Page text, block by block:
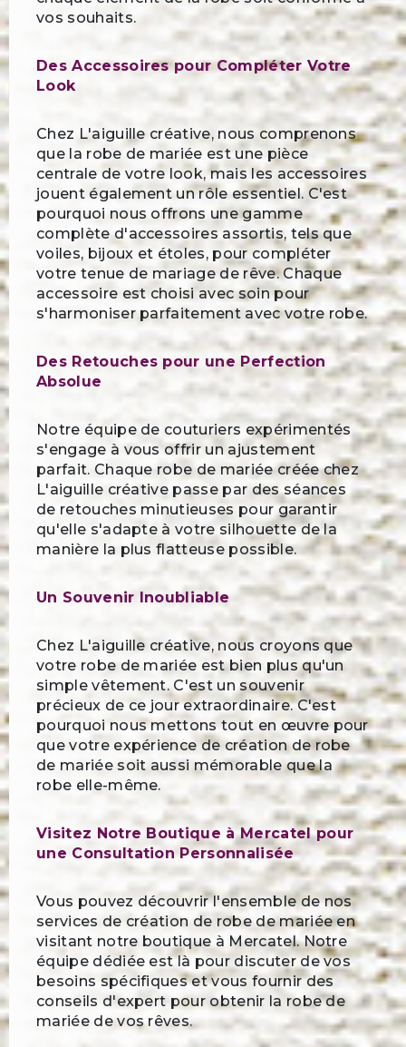
vos souhaits.
Des Accessoires pour Compléter Votre
Look
Chez L'aiguille créative, nous comprenons
que la robe de mariée est une pièce
centrale de votre look, mais les accessoires
jouent également un rôle essentiel. C'est
pourquoi nous offrons une gamme
complète d'accessoires assortis, tels que
voiles, bijoux et étoles, pour compléter
votre tenue de mariage de rêve. Chaque
accessoire est choisi avec soin pour
s'harmoniser parfaitement avec votre robe.
Des Retouches pour une Perfection
Absolue
Notre équipe de couturiers expérimentés
s'engage à vous offrir un ajustement
parfait. Chaque robe de mariée créée chez
L'aiguille créative passe par des séances
de retouches minutieuses pour garantir
qu'elle s'adapte à votre silhouette de la
manière la plus flatteuse possible.
Un Souvenir Inoubliable
Chez L'aiguille créative, nous croyons que
votre robe de mariée est bien plus qu'un
simple vêtement. C'est un souvenir
précieux de ce jour extraordinaire. C'est
pourquoi nous mettons tout en œuvre pour
que votre expérience de création de robe
de mariée soit aussi mémorable que la
robe elle-même.
Visitez Notre Boutique à Mercatel pour
une Consultation Personnalisée
Vous pouvez découvrir l'ensemble de nos
services de création de robe de mariée en
visitant notre boutique à Mercatel. Notre
équipe dédiée est là pour discuter de vos
besoins spécifiques et vous fournir des
conseils d'expert pour obtenir la robe de
mariée de vos rêves.